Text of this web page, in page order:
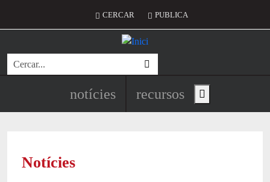
Menú del compte d'usuari
CERCAR PUBLICA
Cerca
Navegació principal de
notícies recursos Show main menu
Notícies